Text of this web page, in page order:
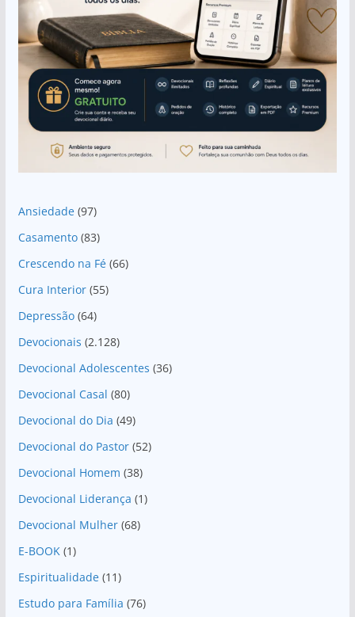
Ansiedade(97)
Casamento(83)
Crescendo na Fé(66)
Cura Interior(55)
Depressão(64)
Devocionais (2.128)
Devocional Adolescentes (36)
Devocional Casal (80)
Devocional do Dia (49)
Devocional do Pastor(52)
Devocional Homem (38)
Devocional Liderança (1)
Devocional Mulher(68)
E-BOOK(1)
Espiritualidade(11)
Estudo para Família (76)